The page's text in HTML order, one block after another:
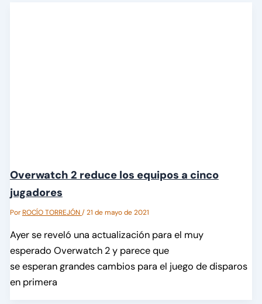
Overwatch 2 reduce los equipos a cinco
jugadores
PorROCÍO TORREJÓN/21 de mayo de 2021
Ayer se reveló una actualización para el muy
esperado Overwatch 2 y parece que
se esperan grandes cambios para el juego de disparos
en primera